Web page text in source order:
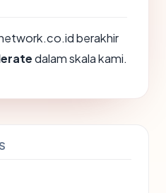
berakhir
dalam skala kami.